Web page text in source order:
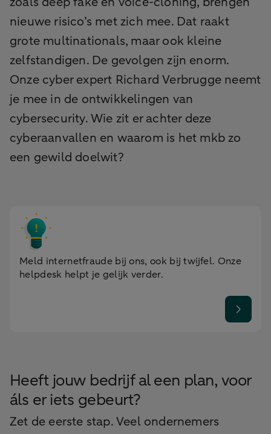
nieuwe risico’s met zich mee. Dat raakt
grote multinationals, maar ook kleine
zelfstandigen. De gevolgen zijn enorm.
Onze cyber expert Richard Verbrugge neemt
je mee in de ontwikkelingen van
cybersecurity. Wie zit er achter deze
cyberaanvallen en waarom is het mkb zo
een gewild doelwit?
Meld internetfraude bij ons, ook bij twijfel. Onze
helpdesk helpt je gelijk verder.
Heeft jouw bedrijf al een plan, voor
áls er iets gebeurt?
Zet de eerste stap. Veel ondernemers